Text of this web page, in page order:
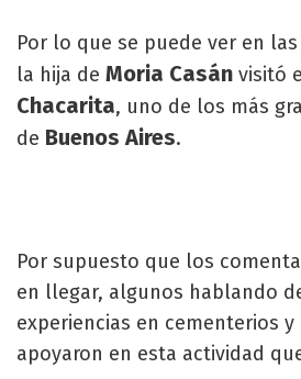
Por lo que se puede ver en
la hija de Moria Casán visitó
Chacarita, uno de los más
de Buenos Aires.
Por supuesto que los
en llegar, algunos hablando
experiencias en cementerios
apoyaron en esta actividad